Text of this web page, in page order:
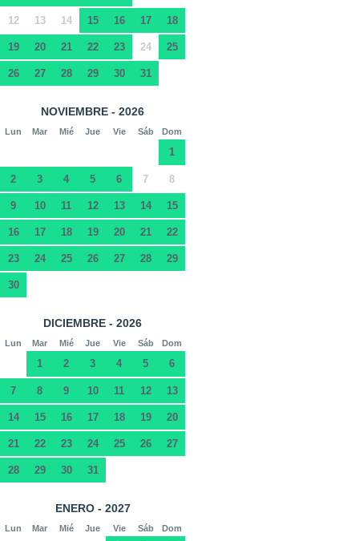
12 13 14 15 16 17 18
19 20 21 22 23 24 25
26 27 28 29 30 31
NOVIEMBRE - 2026
Lun Mar Mié Jue Vie Sáb Dom
1
2 3 4 5 6 7 8
9 10 11 12 13 14 15
16 17 18 19 20 21 22
23 24 25 26 27 28 29
30
DICIEMBRE - 2026
Lun Mar Mié Jue Vie Sáb Dom
1 2 3 4 5 6
7 8 9 10 11 12 13
14 15 16 17 18 19 20
21 22 23 24 25 26 27
28 29 30 31
ENERO - 2027
Lun Mar Mié Jue Vie Sáb Dom